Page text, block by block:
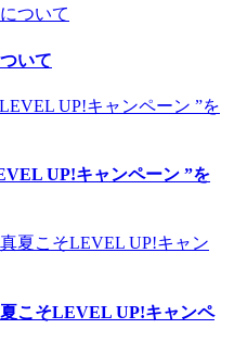
いて
UP!キャンペーン ”を
夏こそLEVEL UP!キャンペ